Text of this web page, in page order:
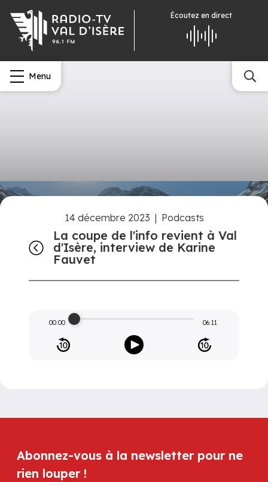
Écoutez en direct
Menu
14 décembre 2023 | Podcasts
La coupe de l'info revient à Val
d'Isère, interview de Karine
Fauvet
00:00 06:11
Abonnez-vous à la newsletter pour ne
rien louper !